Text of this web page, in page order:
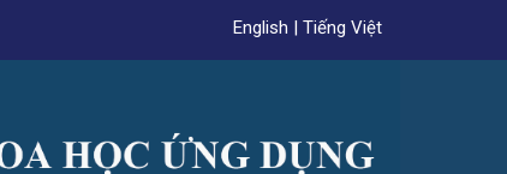
English |Tiếng Việt